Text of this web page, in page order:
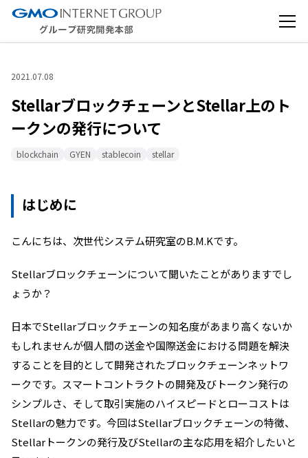
2021.07.08
StellarブロックチェーンとStellar上のト
ークンの発行について
blockchain GYEN stablecoin stellar
はじめに
こんにちは、次世代システム研究室のB.M.Kです。
Stellarブロックチェーンについて聞いたことがありますでし
ょうか？
日本でStellarブロックチェーンの知名度があまり高くないか
もしれませんが個人間の送金や国際送金における問題を解決
することを目的として開発されたブロックチェーンネットワ
ークです。スマートコントラクトの開発及びトークン発行の
シンプルさ、そして取引実施のハイスピードとローコストは
Stellarの魅力です。 今回はStellarブロックチェーンの特徴、
Stellar トークンの発行及びStellarの主な応用を紹介したいと